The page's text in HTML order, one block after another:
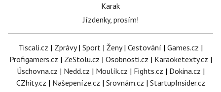
Karak
Jízdenky, prosím!
Tiscali.cz | Zprávy| Sport | Ženy| Cestování | Games.cz |
Profigamers.cz | ZeStolu.cz | Osobnosti.cz | Karaoketexty.cz |
Úschovna.cz | Nedd.cz | Moulík.cz | Fights.cz | Dokina.cz |
CZhity.cz | Našepeníze.cz | Srovnám.cz | StartupInsider.cz